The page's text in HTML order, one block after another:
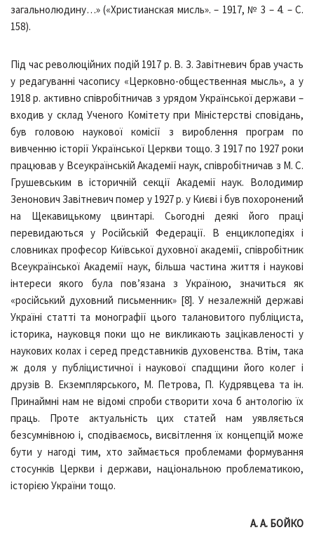
загальнолюдину…» («Христианская мисль». – 1917, № 3 – 4. – С.
158).
Під час революційних подій 1917 р. В. З. Завітневич брав участь
у редагуванні часопису «Церковно-общественная мысль», а у
1918 р. активно співробітничав з урядом Української держави –
входив у склад Ученого Комітету при Міністерстві сповідань,
був головою наукової комісії з вироблення програм по
вивченню історії Української Церкви тощо. З 1917 по 1927 роки
працював у Всеукраїнській Академії наук, співробітничав з М. С.
Грушевським в історичній секції Академії наук. Володимир
Зенонович Завітневич помер у 1927 р. у Києві і був похоронений
на Щекавицькому цвинтарі. Сьогодні деякі його праці
перевидаються у Російській Федерації. В енциклопедіях і
словниках професор Київської духовної академії, співробітник
Всеукраїнської Академії наук, більша частина життя і наукові
інтереси якого була пов’язана з Україною, значиться як
«російський духовний письменник» [8]. У незалежній державі
Україні статті та монографії цього талановитого публіциста,
історика, науковця поки що не викликають зацікавленості у
наукових колах і серед представників духовенства. Втім, така
ж доля у публіцистичної і наукової спадщини його колег і
друзів В. Екземплярського, М. Петрова, П. Кудрявцева та ін.
Принаймні нам не відомі спроби створити хоча б антологію їх
праць. Проте актуальність цих статей нам уявляється
безсумнівною і, сподіваємось, висвітлення їх концепцій може
бути у нагоді тим, хто займається проблемами формування
стосунків Церкви і держави, національною проблематикою,
історією України тощо.
А. А. БОЙКО